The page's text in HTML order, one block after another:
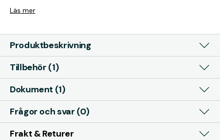
och systemövervakningsutrustningar. Om du enkelt vill sätta
integrerad i en panel eller borra hål i båten kan du köpa till en
monteringsbox, se tillbehör. Funktioner: 1. Se live
statusinformation, inklusive solenergiwatt, batterispänning,
laddningsström, belastningsström m.m. 2. Se historik A.
Samtliga värden B. 30 dagars historik 3. MPPT-inställningar
Läs mer
Produktbeskrivning
Tillbehör (1)
Dokument (1)
Frågor och svar (0)
Frakt & Returer